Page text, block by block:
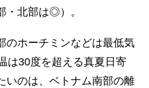
・北部は◎）。
のホーチミンなどは最低気
は30度を超える真夏日寄
いのは、ベトナム南部の離